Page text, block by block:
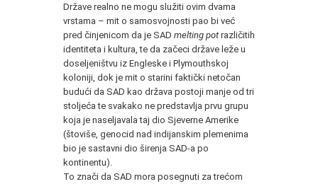
Države realno ne mogu služiti ovim dvama
vrstama – mit o samosvojnosti pao bi već
pred činjenicom da je SAD melting pot različitih
identiteta i kultura, te da začeci države leže u
doseljeništvu iz Engleske i Plymouthskoj
koloniji, dok je mit o starini faktički netočan
budući da SAD kao država postoji manje od tri
stoljeća te svakako ne predstavlja prvu grupu
koja je naseljavala taj dio Sjeverne Amerike
(štoviše, genocid nad indijanskim plemenima
bio je sastavni dio širenja SAD-a po
kontinentu).
To znači da SAD mora posegnuti za trećom